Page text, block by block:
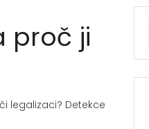
proč ji
legalizaci? Detekce